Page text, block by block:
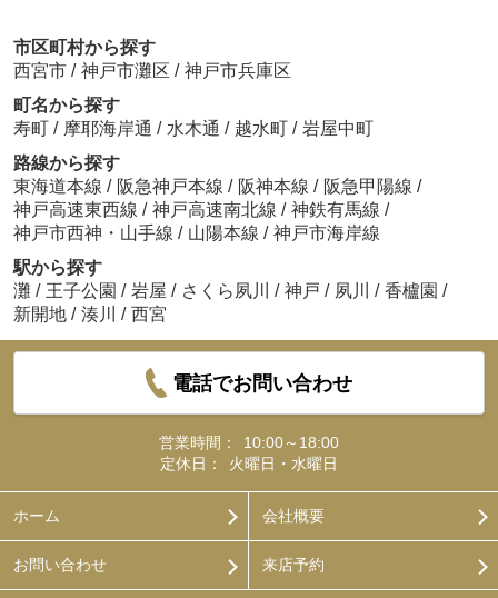
市区町村から探す
西宮市 / 神戸市灘区 / 神戸市兵庫区
町名から探す
寿町 / 摩耶海岸通 / 水木通 / 越水町 / 岩屋中町
路線から探す
東海道本線 / 阪急神戸本線 / 阪神本線 / 阪急甲陽線 /
神戸高速東西線 / 神戸高速南北線 / 神鉄有馬線 /
神戸市西神・山手線 / 山陽本線 / 神戸市海岸線
駅から探す
灘 / 王子公園 / 岩屋 / さくら夙川 / 神戸 / 夙川 / 香櫨園 /
新開地 / 湊川 / 西宮
電話でお問い合わせ
営業時間：
10:00～18:00
定休日：
火曜日・水曜日
ホーム 会社概要
お問い合わせ 来店予約